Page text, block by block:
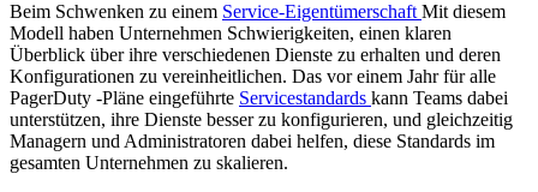
Beim Schwenken zu einem Service-Eigentümerschaft Mit diesem
Modell haben Unternehmen Schwierigkeiten, einen klaren
Überblick über ihre verschiedenen Dienste zu erhalten und deren
Konfigurationen zu vereinheitlichen. Das vor einem Jahr für alle
PagerDuty -Pläne eingeführte Servicestandards kann Teams dabei
unterstützen, ihre Dienste besser zu konfigurieren, und gleichzeitig
Managern und Administratoren dabei helfen, diese Standards im
gesamten Unternehmen zu skalieren.